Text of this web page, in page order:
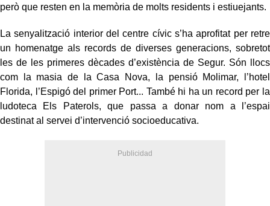
però que resten en la memòria de molts residents i estiuejants.
La senyalització interior del centre cívic s’ha aprofitat per retre
un homenatge als records de diverses generacions, sobretot
les de les primeres dècades d’existència de Segur. Són llocs
com la masia de la Casa Nova, la pensió Molimar, l’hotel
Florida, l’Espigó del primer Port... També hi ha un record per la
ludoteca Els Paterols, que passa a donar nom a l’espai
destinat al servei d’intervenció socioeducativa.